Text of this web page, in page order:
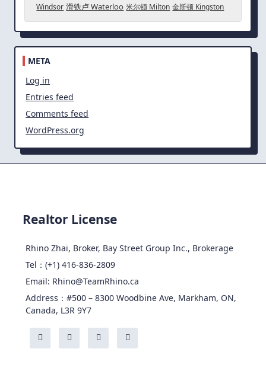
Windsor 滑铁卢 Waterloo 米尔顿 Milton 金斯顿 Kingston
META
Log in
Entries feed
Comments feed
WordPress.org
Realtor License
Rhino Zhai, Broker, Bay Street Group Inc., Brokerage
Tel：(+1) 416-836-2809
Email: Rhino@TeamRhino.ca
Address：#500 – 8300 Woodbine Ave, Markham, ON,
Canada, L3R 9Y7